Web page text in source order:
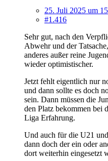
25. Juli 2025 um
#1.416
Sehr gut, nach den
Abwehr und der
anderes außer reine
wieder optimistischer.
Jetzt fehlt eigentlich nur
und dann sollte es doch
sein. Dann müssen die
den Platz bekommen bei
Liga Erfahrung.
Und auch für die U21
dann doch der ein oder
dort weiterhin eingesetzt